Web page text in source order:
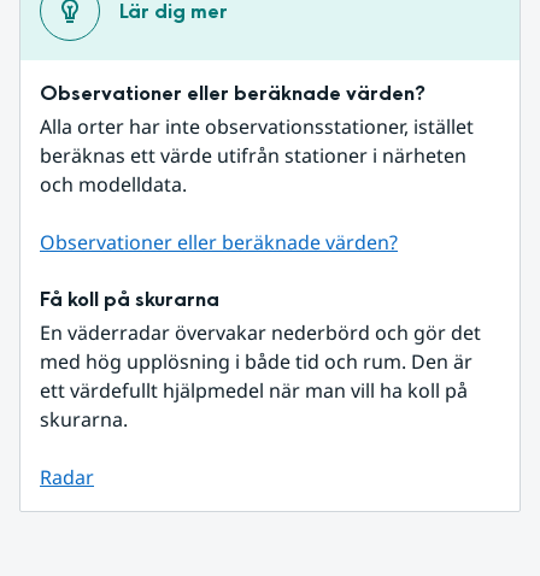
Lär dig mer
Observationer eller beräknade värden?
Alla orter har inte observationsstationer, istället
beräknas ett värde utifrån stationer i närheten
och modelldata.
Observationer eller beräknade värden?
Få koll på skurarna
En väderradar övervakar nederbörd och gör det
med hög upplösning i både tid och rum. Den är
ett värdefullt hjälpmedel när man vill ha koll på
skurarna.
Radar